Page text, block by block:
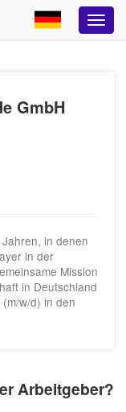
GmbH
in denen
in der
Mission
in Deutschland
w/d) in den
Arbeitgeber?